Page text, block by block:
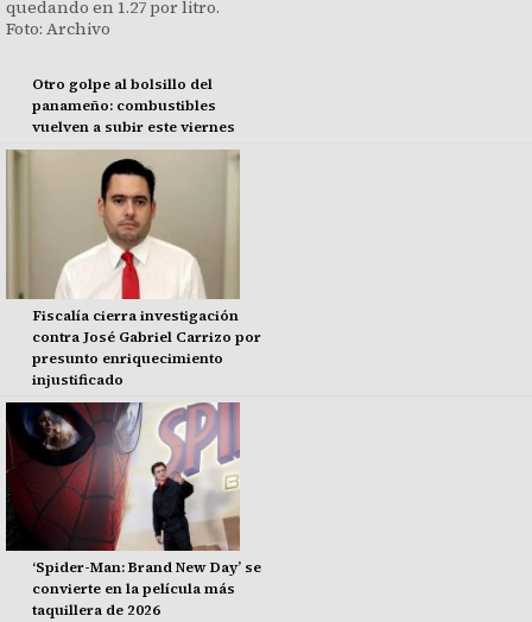
Otro golpe al bolsillo del
panameño: combustibles
vuelven a subir este viernes
Fiscalía cierra investigación
contra José Gabriel Carrizo por
presunto enriquecimiento
injustificado
‘Spider-Man: Brand New Day’ se
convierte en la película más
taquillera de 2026